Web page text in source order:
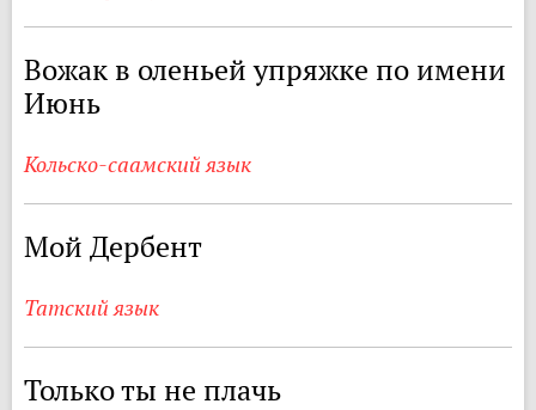
Вожак в оленьей упряжке по имени
Июнь
Кольско-саамский язык
Мой Дербент
Татский язык
Только ты не плачь